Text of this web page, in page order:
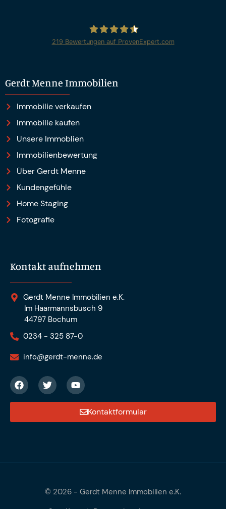
219 Bewertungen auf ProvenExpert.com
Gerdt Menne Immobilien
Immobilie verkaufen
Immobilie kaufen
Unsere Immoblien
Immobilienbewertung
Über Gerdt Menne
Kundengefühle
Home Staging
Fotografie
Kontakt aufnehmen
Gerdt Menne Immobilien e.K.
Im Haarmannsbusch 9
44797 Bochum
0234 - 325 87-0
info@gerdt-menne.de
Kontaktformular
© 2026 - Gerdt Menne Immobilien e.K.